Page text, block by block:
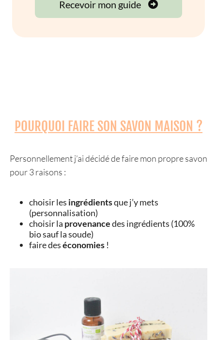
POURQUOI FAIRE SON SAVON MAISON ?
Personnellement j’ai décidé de faire mon propre savon
pour 3 raisons :
choisir les ingrédientsque j’y mets
(personnalisation)
choisir la provenancedes ingrédients (100%
bio sauf la soude)
faire deséconomies !